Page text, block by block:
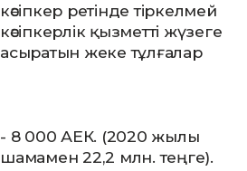
кәсіпкер ретінде тіркелмей
кәсіпкерлік қызметті жүзеге
асыратын жеке тұлғалар
- 8 000 АЕК. (2020 жылы
шамамен 22,2 млн. теңге).